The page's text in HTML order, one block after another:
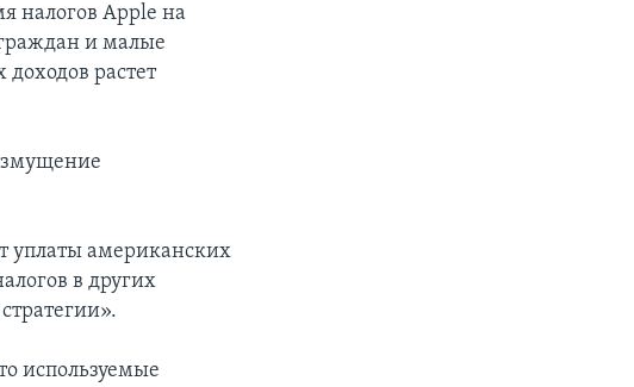
налогов Apple на
и малые
растет
уплаты американских
в других
используемые